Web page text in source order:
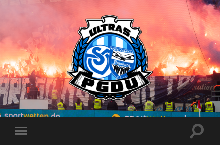
Proud
Generation
Duisburg
Mobile-
Menü